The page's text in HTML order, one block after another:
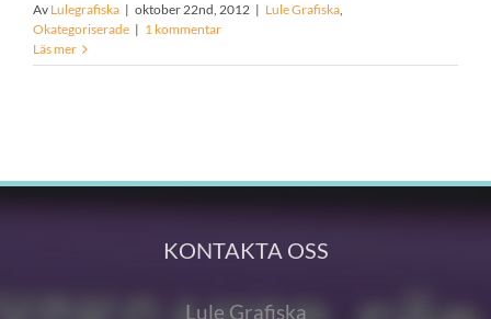
Av Lulegrafiska | oktober 22nd, 2012 | Lule Grafiska,
Okategoriserade | 1 kommentar
Läs mer
KONTAKTA OSS
Lule Grafiska